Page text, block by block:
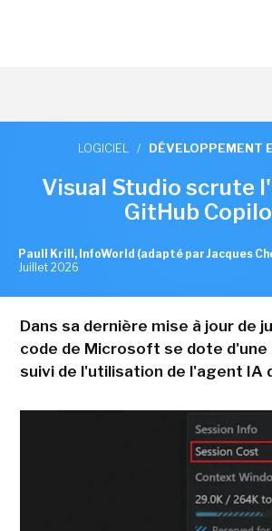
LOGICIEL / DÉVELOPPEMENT
Visual Studio scrute
GitHub
Paull Krill, InfoWorld (adapté par Jacques
Juillet 2026
Dans sa dernière mise à jour de
code de Microsoft se dote
suivi de l'utilisation de l'agent IA